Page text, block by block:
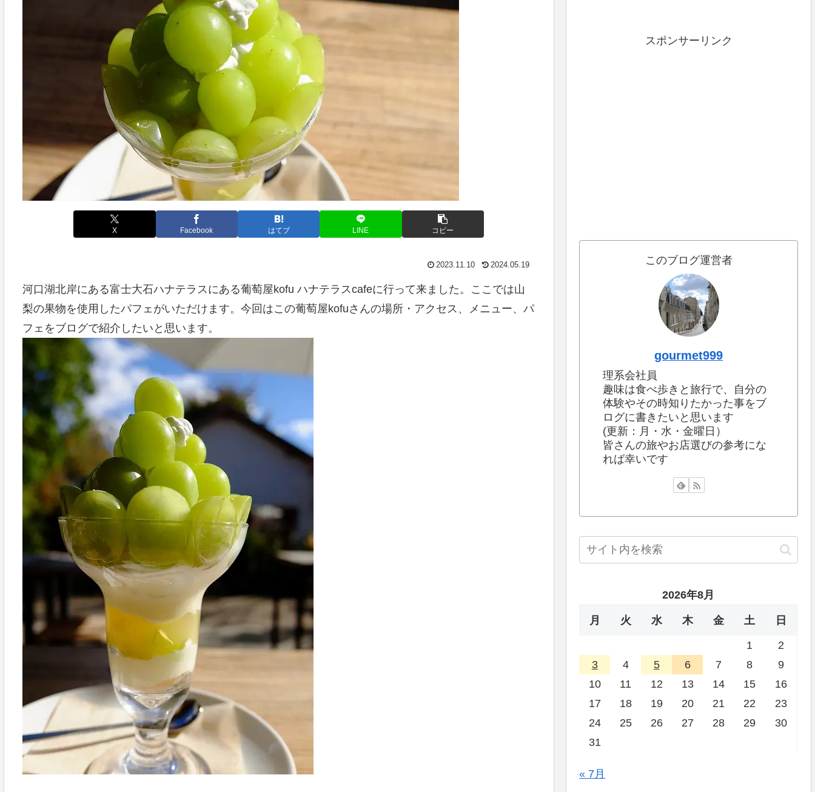
X Facebook はてブ LINE コピー
2023.11.10 2024.05.19
河口湖北岸にある富士大石ハナテラスにある葡萄屋kofu ハナテラスcafeに行って来ました。ここでは山
梨の果物を使用したパフェがいただけます。今回はこの葡萄屋kofuさんの場所・アクセス、メニュー、パ
フェをブログで紹介したいと思います。
スポンサーリンク
このブログ運営者
gourmet999
理系会社員
趣味は食べ歩きと旅行で、自分の
体験やその時知りたかった事をブ
ログに書きたいと思います
(更新：月・水・金曜日）
皆さんの旅やお店選びの参考にな
れば幸いです
2026年8月
月 火 水 木 金 土 日
1
2
3
4 5 6 7 8
9
10
11 12 13 14 15
16
17
18 19 20 21 22
23
24
25 26 27 28 29
30
31
« 7月